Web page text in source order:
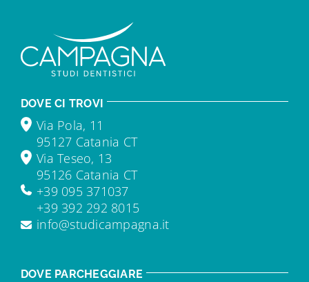
DOVE CI TROVI
Via Pola, 11
95127 Catania CT
Via Teseo, 13
95126 Catania CT
+39 095 371037
+39 392 292 8015
info@studicampagna.it
DOVE PARCHEGGIARE